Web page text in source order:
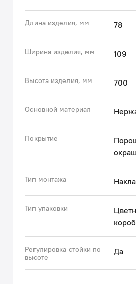
● Благодаря свободным
комплект) её можно
отверстиях в стене или
крепежа на любой высоте.
Длина изделия, мм 78
Ширина изделия, мм 109
Высота изделия, мм 700
Основной материал
Покрытие
Тип монтажа
Тип упаковки
Регулировка стойки по
высоте
Да